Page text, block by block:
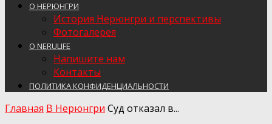
О НЕРЮНГРИ
История Нерюнгри и перспективы
Фотогалерея
О NERULIFE
Напишите нам
Контакты
ПОЛИТИКА КОНФИДЕНЦИАЛЬНОСТИ
Главная В Нерюнгри Суд отказал в...